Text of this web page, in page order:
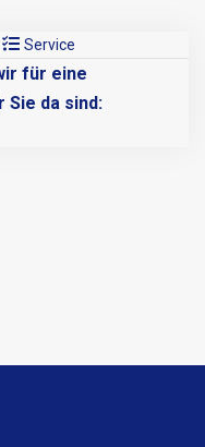
Service
für eine
Sie da sind: